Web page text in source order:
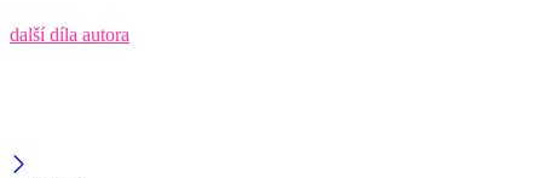
další díla autora